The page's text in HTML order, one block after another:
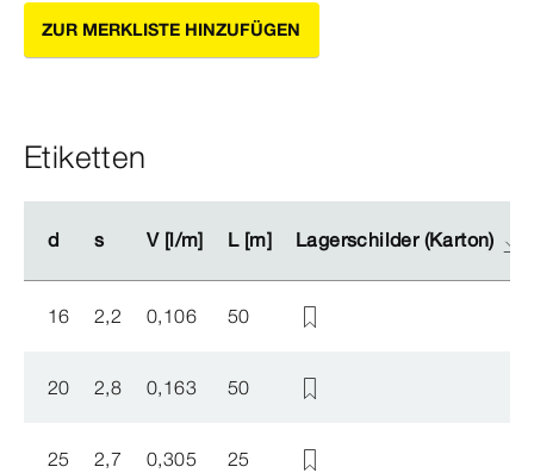
ZUR MERKLISTE HINZUFÜGEN
Etiketten
d s V [l/m] L [m] Lagerschilder (Karton)
d s V [l/m] L [m] Lagerschilder (Karton)
16 2,2 0,106 50
20 2,8 0,163 50
25 2,7 0,305 25